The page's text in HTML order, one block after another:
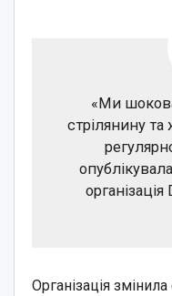
«Ми
стрілянину
Організація